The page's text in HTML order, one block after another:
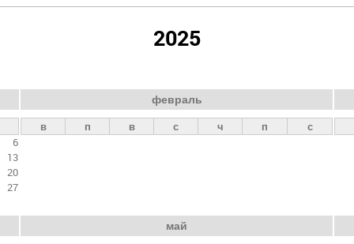
2025
6
13
20
27
февраль
в п в с ч п с
май